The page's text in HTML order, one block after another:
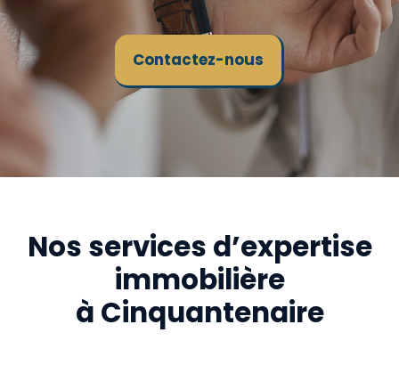
Contactez-nous
Nos services d’expertise
immobilière
à Cinquantenaire